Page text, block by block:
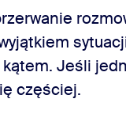
Jeśli
częściej.